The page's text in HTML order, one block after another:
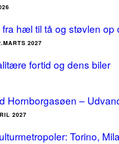
fra hæl til tå og støvlen
2027
fortid og dens biler
Hornborgasøen –
2027
Torino,